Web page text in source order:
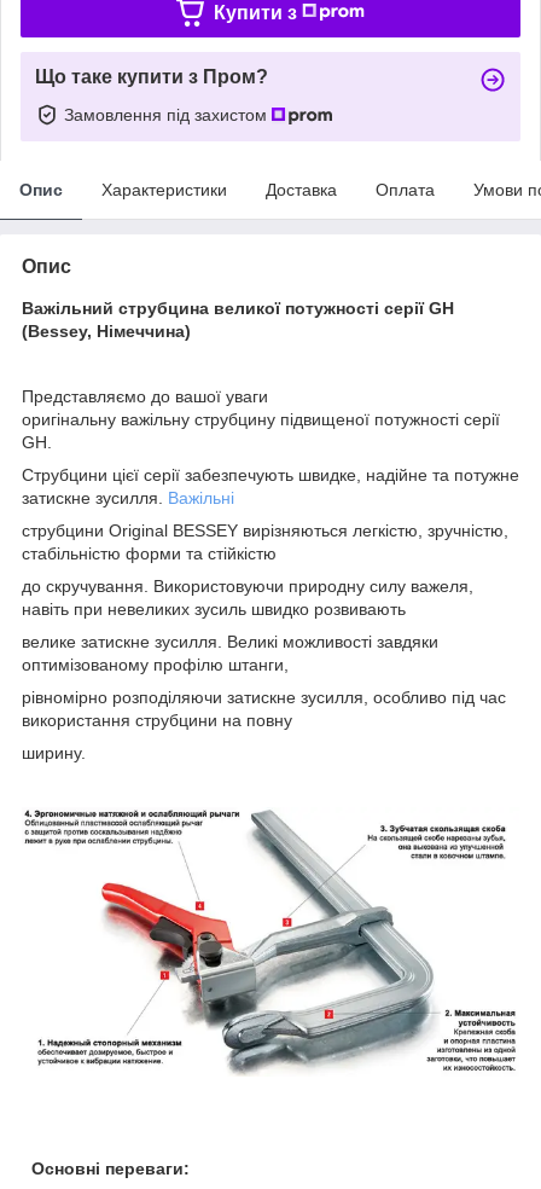
Купити з
Що таке купити з Пром?
Замовлення під захистом
Опис Характеристики Доставка Оплата Умови
Опис
Важільний струбцина великої потужності серії GH
(Bessey, Німеччина)
Представляємо до вашої уваги
оригінальну важільну струбцину підвищеної потужності серії
GH.
Струбцини цієї серії забезпечують швидке, надійне та потужне
затискне зусилля. Важільні
струбцини Original BESSEY вирізняються легкістю, зручністю,
стабільністю форми та стійкістю
до скручування. Використовуючи природну силу важеля,
навіть при невеликих зусиль швидко розвивають
велике затискне зусилля. Великі можливості завдяки
оптимізованому профілю штанги,
рівномірно розподіляючи затискне зусилля, особливо під час
використання струбцини на повну
ширину.
Основні переваги: